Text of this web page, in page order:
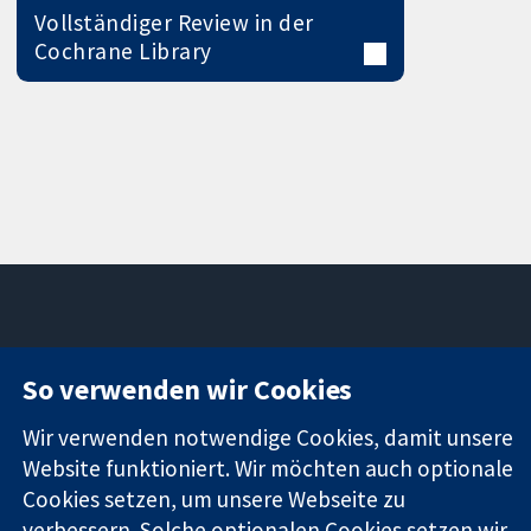
Vollständiger Review in der
Cochrane Library
Evidenz
Informierte
Entscheidungen
Bessere
Square
W1G0AN
Vereinigtes
Königreich
Pressestelle
Über uns
Cochrane
So verwenden wir Cookies
Wir verwenden notwendige Cookies, damit unsere
Website funktioniert. Wir möchten auch optionale
Cookies setzen, um unsere Webseite zu